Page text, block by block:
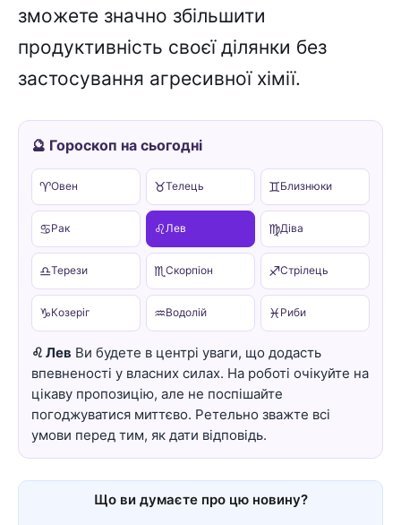
зможете значно збільшити
продуктивність своєї ділянки без
застосування агресивної хімії.
🔮 Гороскоп на сьогодні
♈Овен ♉Телець ♊Близнюки
♋Рак ♌Лев ♍Діва
♎Терези ♏ Скорпіон ♐Стрілець
♑Козеріг ♒Водолій ♓ Риби
♌ Лев Ви будете в центрі уваги, що додасть
впевненості у власних силах. На роботі очікуйте на
цікаву пропозицію, але не поспішайте
погоджуватися миттєво. Ретельно зважте всі
умови перед тим, як дати відповідь.
Що ви думаєте про цю новину?